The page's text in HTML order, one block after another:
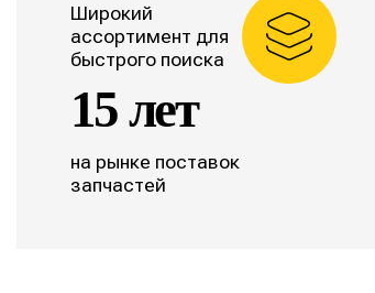
Широкий
ассортимент для
быстрого поиска
15 лет
на рынке поставок
запчастей